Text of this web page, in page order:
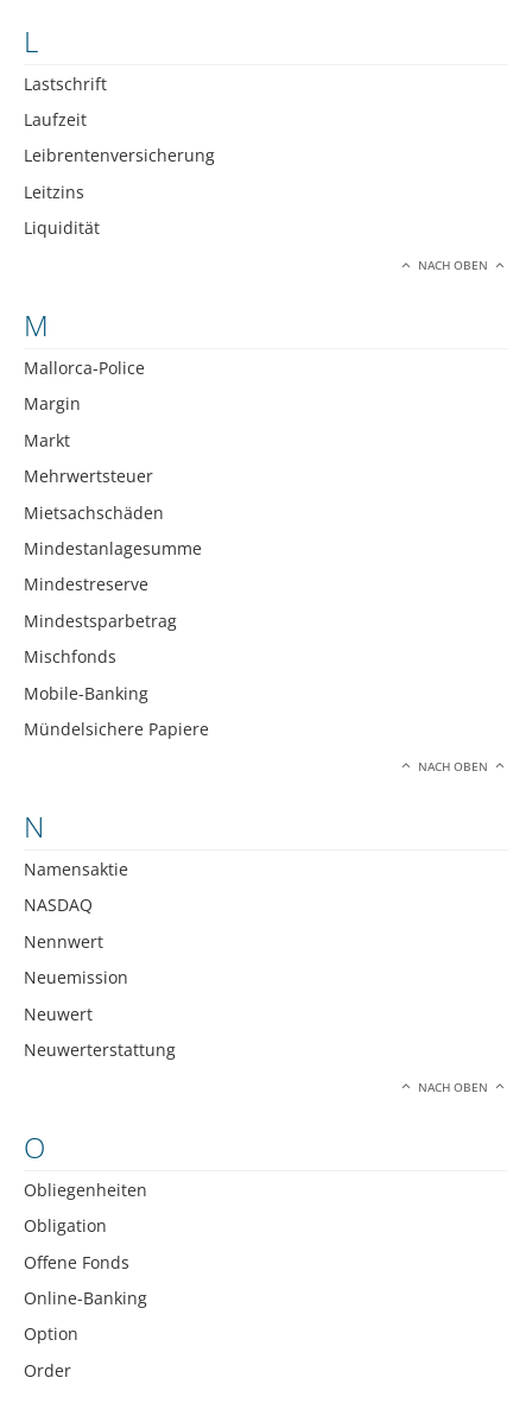
L
Lastschrift
Laufzeit
Leibrentenversicherung
Leitzins
Liquidität
NACH OBEN
M
Mallorca-Police
Margin
Markt
Mehrwertsteuer
Mietsachschäden
Mindestanlagesumme
Mindestreserve
Mindestsparbetrag
Mischfonds
Mobile-Banking
Mündelsichere Papiere
NACH OBEN
N
Namensaktie
NASDAQ
Nennwert
Neuemission
Neuwert
Neuwerterstattung
NACH OBEN
O
Obliegenheiten
Obligation
Offene Fonds
Online-Banking
Option
Order